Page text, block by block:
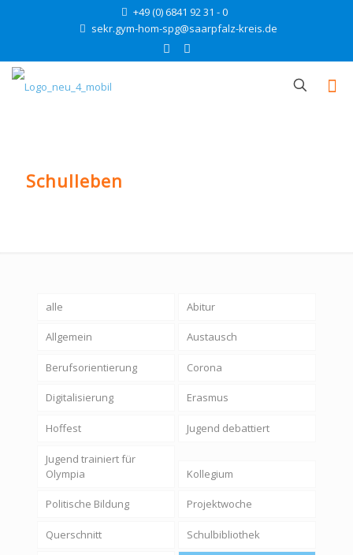
+49 (0) 6841 92 31 - 0
sekr.gym-hom-spg@saarpfalz-kreis.de
Schulleben
alle Abitur
Allgemein Austausch
Berufsorientierung Corona
Digitalisierung Erasmus
Hoffest Jugend debattiert
Jugend trainiert für
Olympia
Kollegium
Politische Bildung Projektwoche
Querschnitt Schulbibliothek